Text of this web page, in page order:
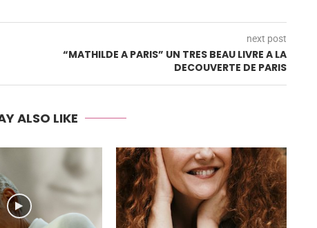
next post
“MATHILDE A PARIS” UN TRES BEAU LIVRE A LA
DECOUVERTE DE PARIS
ALSO LIKE